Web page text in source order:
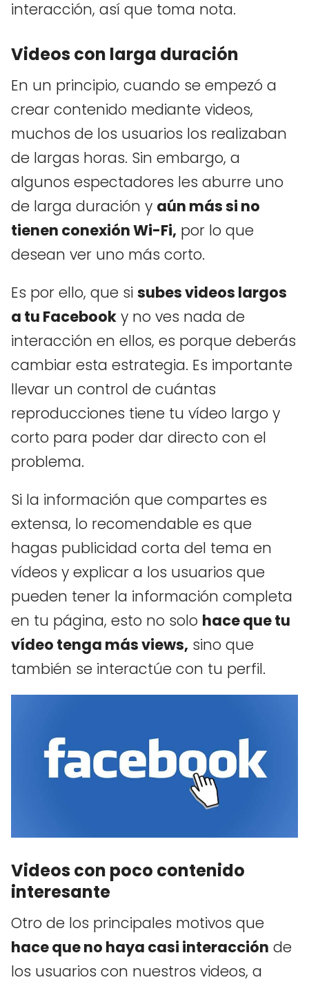
interacción, así que toma nota.
Videos con larga duración
En un principio, cuando se empezó a
crear contenido mediante videos,
muchos de los usuarios los realizaban
de largas horas. Sin embargo, a
algunos espectadores les aburre uno
de larga duración y aún más si no
tienen conexión Wi-Fi, por lo que
desean ver uno más corto.
Es por ello, que si subes videos largos
a tu Facebook y no ves nada de
interacción en ellos, es porque deberás
cambiar esta estrategia. Es importante
llevar un control de cuántas
reproducciones tiene tu vídeo largo y
corto para poder dar directo con el
problema.
Si la información que compartes es
extensa, lo recomendable es que
hagas publicidad corta del tema en
vídeos y explicar a los usuarios que
pueden tener la información completa
en tu página, esto no solo hace que tu
vídeo tenga más views, sino que
también se interactúe con tu perfil.
Videos con poco contenido
interesante
Otro de los principales motivos que
hace que no haya casi interacción de
los usuarios con nuestros videos, a